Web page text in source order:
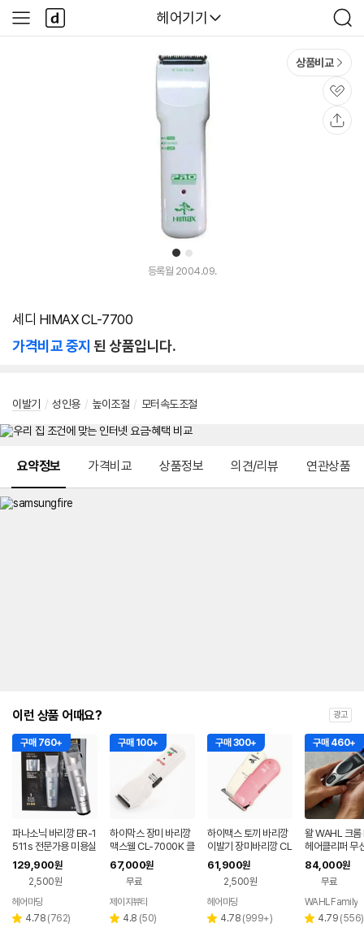
다나와
헤어기기
검
색
사
이
다
나
와
1 2
상품비교
관
심
등록월 2004.09.
세디 HIMAX CL-7700
가격비교 중지 된 상품입니다.
이발기 / 성인용 / 높이조절 / 모터속도조절
요약정보 가격비교 상품정보 의견/리뷰 연관상품
이런 상품 어때요? 광고
구매 760+
파나소닉 바리깡 ER-1
511s 전문가용 미용실
헤어 바버샵 클리퍼
(커트빗+스폰지)
129,900원
2,500원
헤어마당
별 4.78 리
(762)
구매 100+
하이막스 장미 바리깡
맥스웰 CL-7000K 클
리퍼 이용사 실기 준비
물 이발소 바버
67,000원
무료
페이
제이지뷰티
별 4.8 리
(50)
구매 300+
하이맥스 토끼 바리깡
이발기 장미바리깡 CL
-300 전문가용 스크
래치
61,900원
2,500원
헤어마당
별 4.78 리
(999+)
구매 460+
왈 WAHL 크롬
헤어클리퍼 무
깡 남자 미용실
콤 12종 풀세트
84,000원
무료
WAHL Family
별 4.79 리
(556)